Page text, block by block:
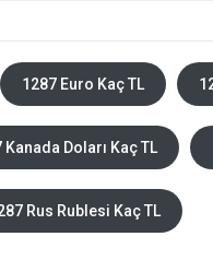
1287 Euro Kaç TL
Kanada Doları Kaç TL
Rus Rublesi Kaç TL